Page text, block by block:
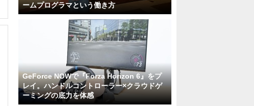
ームプログラマという働き方
GeForce NOWで『Forza Horizon 6』をプ
レイ。ハンドルコントローラー×クラウドゲ
ーミングの底力を体感